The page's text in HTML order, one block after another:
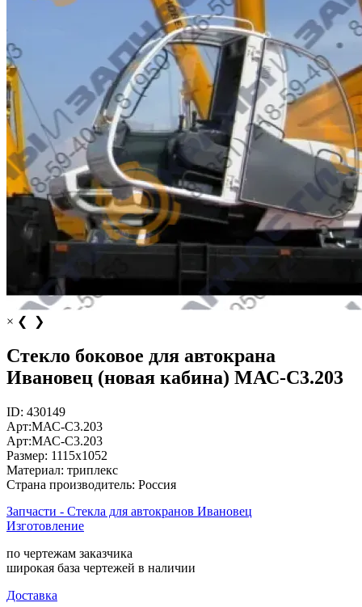
× ❮ ❯
Стекло боковое для автокрана
Ивановец (новая кабина) МАС-С3.203
ID: 430149
Арт:МАС-С3.203
Арт:МАС-С3.203
Размер: 1115х1052
Материал: триплекс
Страна производитель: Россия
Запчасти - Стекла для автокранов Ивановец
Изготовление
по чертежам заказчика
широкая база чертежей в наличии
Доставка